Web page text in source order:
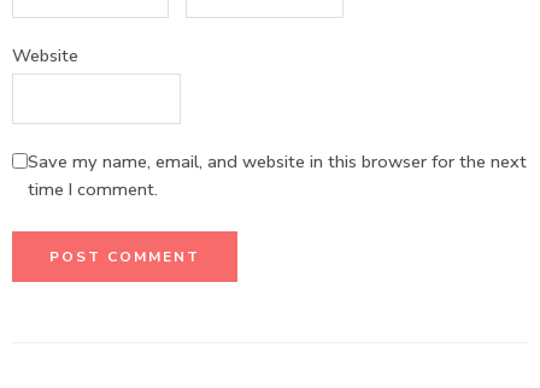
Website
Save my name, email, and website in this browser for the next
time I comment.